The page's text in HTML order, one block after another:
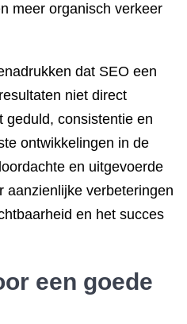
meer organisch verkeer
dat SEO een
niet direct
geduld, consistentie en
ontwikkelingen in de
en uitgevoerde
aanzienlijke verbeteringen
en het succes
een goede